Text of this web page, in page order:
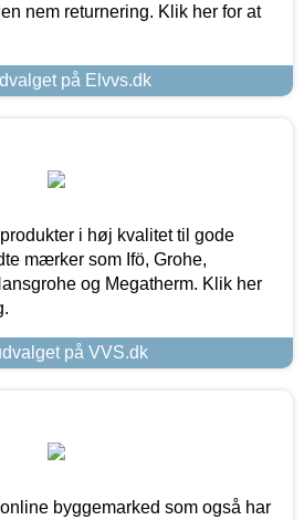
nem returnering. Klik her for at
på Elvvs.dk
i høj kvalitet til gode
mærker som Ifö, Grohe,
og Megatherm. Klik her
på VVS.dk
byggemarked som også har